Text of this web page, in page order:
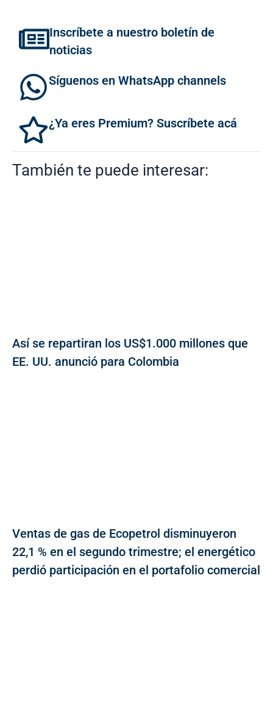
Inscríbete a nuestro boletín de
noticias
Síguenos en WhatsApp channels
¿Ya eres Premium? Suscríbete acá
También te puede interesar:
Así se repartiran los US$1.000 millones que
EE. UU. anunció para Colombia
Ventas de gas de Ecopetrol disminuyeron
22,1 % en el segundo trimestre; el energético
perdió participación en el portafolio comercial